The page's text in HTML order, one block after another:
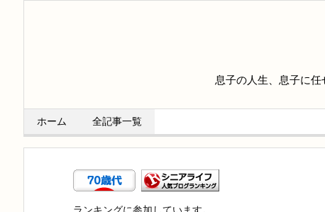
息子の人生、息子に
ホーム 全記事一覧
ランキングに参加しています。